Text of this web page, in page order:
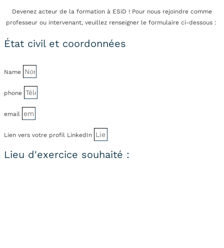
Devenez acteur de la formation à ESiD ! Pour nous rejoindre comme
professeur ou intervenant, veuillez renseigner le formulaire ci-dessous :
État civil et coordonnées
Name
phone
email
Lien vers votre profil LinkedIn
Lieu d'exercice souhaité :